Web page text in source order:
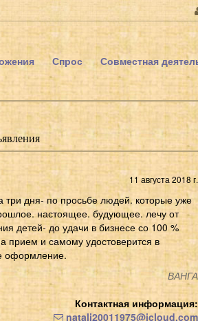
Спрос Совместная
11 августа 2018 г.
три дня- по просьбе людей. которые уже
настоящее. будующее. лечу от
детей- до удачи в бизнесе со 100 %
прием и самому удостоверится в
оформление.
ВАНГА
Контактная информация:
natali20011975@icloud.com